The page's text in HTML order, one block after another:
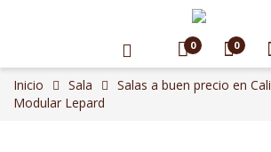
0 0
Inicio Sala Salas a buen precio en Cali
Modular Lepard